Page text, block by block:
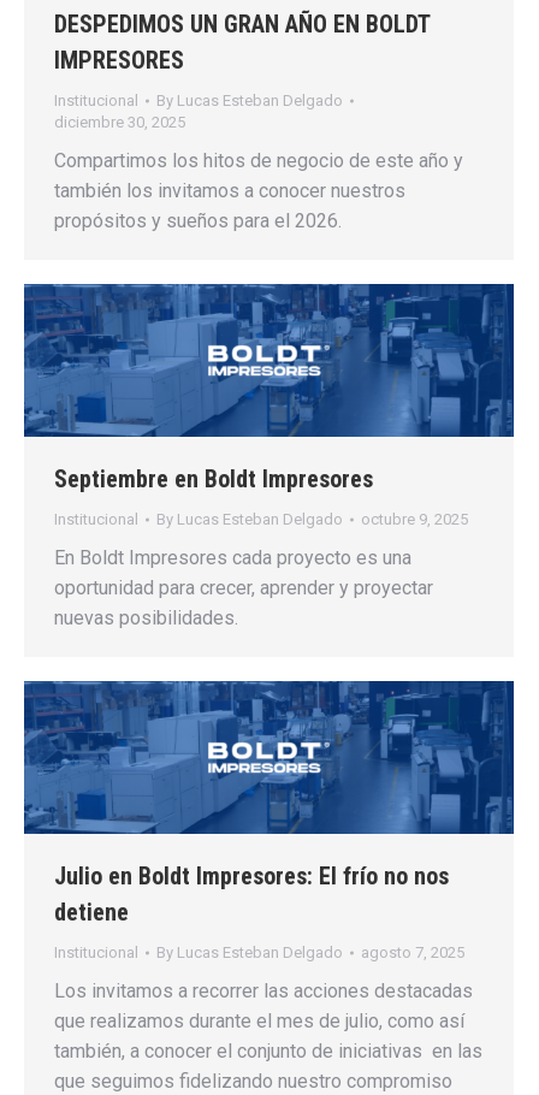
DESPEDIMOS UN GRAN AÑO EN BOLDT
IMPRESORES
Institucional By Lucas Esteban Delgado
diciembre 30, 2025
Compartimos los hitos de negocio de este año y
también los invitamos a conocer nuestros
propósitos y sueños para el 2026.
Septiembre en Boldt Impresores
Institucional By Lucas Esteban Delgado octubre 9, 2025
En Boldt Impresores cada proyecto es una
oportunidad para crecer, aprender y proyectar
nuevas posibilidades.
Julio en Boldt Impresores: El frío no nos
detiene
Institucional By Lucas Esteban Delgado agosto 7, 2025
Los invitamos a recorrer las acciones destacadas
que realizamos durante el mes de julio, como así
también, a conocer el conjunto de iniciativas en las
que seguimos fidelizando nuestro compromiso